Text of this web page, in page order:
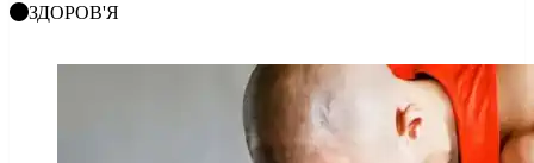
ЗДОРОВ'Я